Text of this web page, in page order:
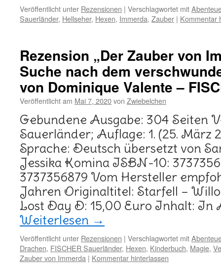
Veröffentlicht unter Rezensionen | Verschlagwortet mit
Sauerländer, Hellseher, Hexen, Immerda, Zauber | Kommentar
Rezension „Der Zauber von
Suche nach dem
von Dominique Valente –
Veröffentlicht am Mai 7, 2020von Zwiebelchen
Gebundene Ausgabe: 304 Seiten
Sauerländer; Auflage: 1. (25. März
Sprache: Deutsch übersetzt von
Jessika Komina ISBN-10:
3737356879 Vom Hersteller
Jahren Originaltitel: Starfell –
Lost Day D: 15,00 Euro Inhalt: In
Weiterlesen →
Veröffentlicht unter Rezensionen | Verschlagwortet mit
Drachen, FISCHER Sauerländer, Hexen, Kinderbuch, Magie,
Zauber von Immerda | Kommentar hinterlassen